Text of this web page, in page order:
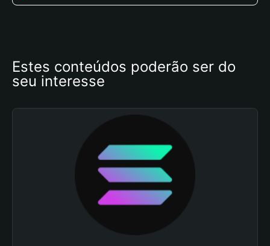
Estes conteúdos poderão ser do
seu interesse